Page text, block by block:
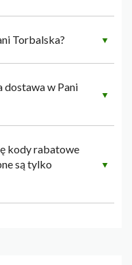
Torbalska? ▼
dostawa w Pani
▼
kody rabatowe
są tylko
▼